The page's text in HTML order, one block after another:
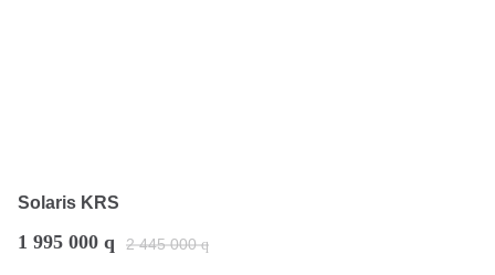
Solaris KRS
1 995 000 q 2 445 000 q